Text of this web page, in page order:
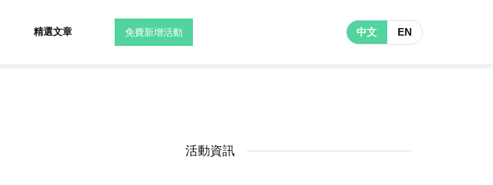
精選文章 免費新增活動 中文 EN
活動資訊